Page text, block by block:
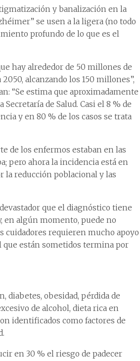
y banalización en la
se usen a la ligera (no todo
profundo de lo que es el
hay alrededor de 50 millones de
alcanzando los 150 millones”,
“Se estima que aproximadamente
de Salud. Casi el 8 % de
y en 80 % de los casos se trata
de los enfermos estaban en las
pero ahora la incidencia está en
la reducción poblacional y las
que el diagnóstico tiene
en algún momento, puede no
cuidadores requieren mucho apoyo
están sometidos termina por
obesidad, pérdida de
de alcohol, dieta rica en
identificados como factores de
en 30 % el riesgo de padecer